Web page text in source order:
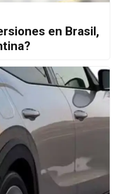
en Brasil,